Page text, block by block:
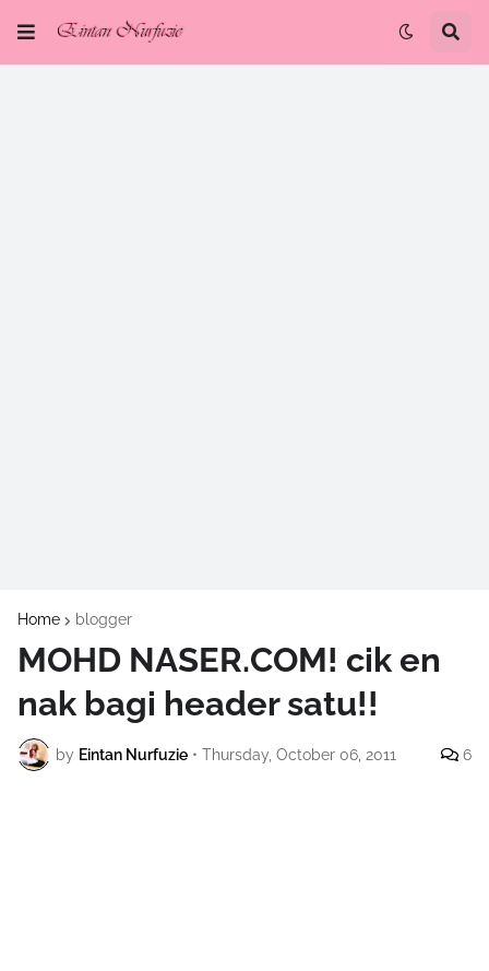
Home blogger
MOHD NASER.COM! cik en
nak bagi header satu!!
by Eintan Nurfuzie • Thursday, October 06, 2011 6